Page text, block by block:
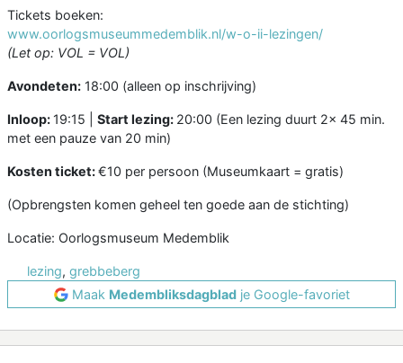
Tickets boeken:
www.oorlogsmuseummedemblik.nl/w-o-ii-lezingen/
(Let op: VOL = VOL)
Avondeten: 18:00 (alleen op inschrijving)
Inloop: 19:15 | Start lezing: 20:00 (Een lezing duurt 2x 45 min.
met een pauze van 20 min)
Kosten ticket:€10 per persoon (Museumkaart = gratis)
(Opbrengsten komen geheel ten goede aan de stichting)
Locatie: Oorlogsmuseum Medemblik
lezing, grebbeberg
Maak Medembliksdagbladje Google-favoriet